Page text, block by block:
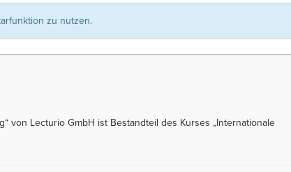
zu nutzen.
von Lecturio GmbH ist Bestandteil des Kurses „Internationale